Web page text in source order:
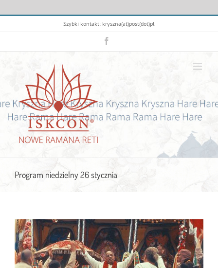
Przejdź
Szybki kontakt: kryszna(at)post(dot)pl
Program niedzielny 26 stycznia
Pokaż
większy
obrazek